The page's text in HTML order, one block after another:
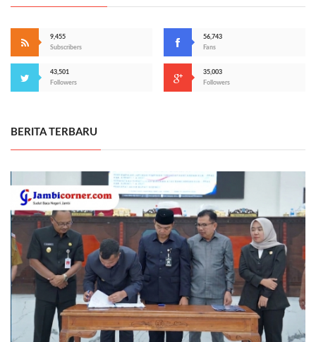
9,455
Subscribers
56,743
Fans
43,501
Followers
35,003
Followers
BERITA TERBARU